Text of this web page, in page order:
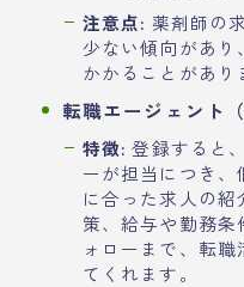
注意点: 薬剤師の
少ない傾向があ
かかることがあり
転職エージェント
特徴: 登録すると
ーが担当につき
に合った求人の
策、給与や勤務
ォローまで、転
てくれます。